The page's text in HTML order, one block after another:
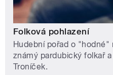
Folková pohlazení
Hudební pořad o
známý pardubický folkař
Troníček.